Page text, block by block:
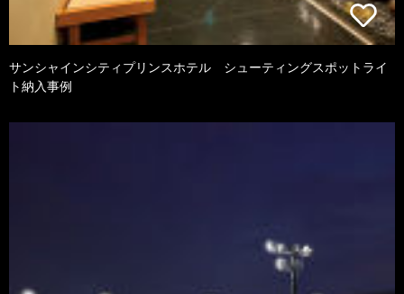
サンシャインシティプリンスホテル シューティングスポットライ
ト納入事例